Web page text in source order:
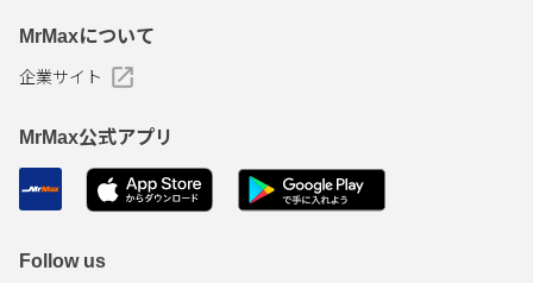
MrMaxについて
企業サイト
MrMax公式アプリ
Follow us